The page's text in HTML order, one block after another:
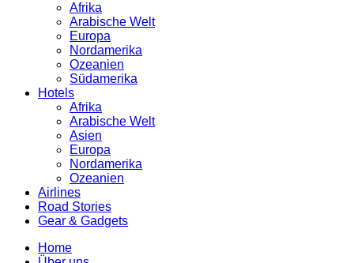
Afrika
Arabische Welt
Europa
Nordamerika
Ozeanien
Südamerika
Hotels
Afrika
Arabische Welt
Asien
Europa
Nordamerika
Ozeanien
Airlines
Road Stories
Gear & Gadgets
Home